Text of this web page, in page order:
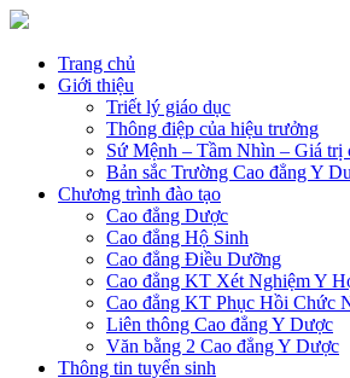
Trang chủ
Giới thiệu
Triết lý giáo dục
Thông điệp của hiệu trưởng
Sứ Mệnh – Tầm Nhìn – Giá trị
Bản sắc Trường Cao đẳng Y
Chương trình đào tạo
Cao đẳng Dược
Cao đẳng Hộ Sinh
Cao đẳng Điều Dưỡng
Cao đẳng KT Xét Nghiệm Y
Cao đẳng KT Phục Hồi Chức
Liên thông Cao đẳng Y Dược
Văn bằng 2 Cao đẳng Y Dược
Thông tin tuyển sinh